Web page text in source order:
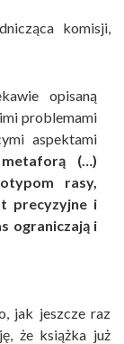
komisji,
opisaną
problemami
aspektami
(…)
rasy,
precyzyjne i
ograniczają i
jak jeszcze raz
że książka już